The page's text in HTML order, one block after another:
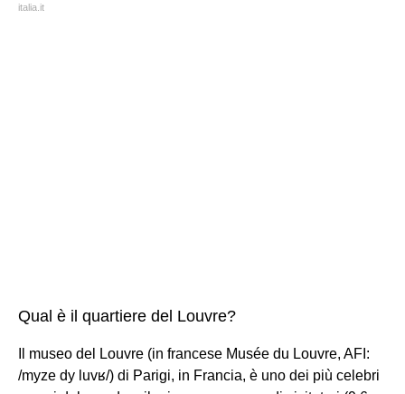
italia.it
Qual è il quartiere del Louvre?
Il museo del Louvre (in francese Musée du Louvre, AFI:
/myze dy luvʁ/) di Parigi, in Francia, è uno dei più celebri